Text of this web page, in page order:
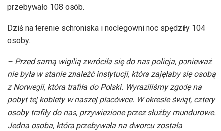
przebywało 108 osób.
Dziś na terenie schroniska i noclegowni noc spędziły 104
osoby.
– Przed samą wigilią zwróciła się do nas policja, ponieważ
nie była w stanie znaleźć instytucji, która zajęłaby się osobą
z Norwegii, która trafiła do Polski. Wyraziliśmy zgodę na
pobyt tej kobiety w naszej placówce. W okresie świąt, cztery
osoby trafiły do nas, przywiezione przez służby mundurowe.
Jedna osoba, która przebywała na dworcu została